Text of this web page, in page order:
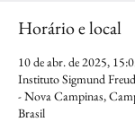
Horário e local
10 de abr. de 2025,
Instituto Sigmund
- Nova Campinas,
Brasil